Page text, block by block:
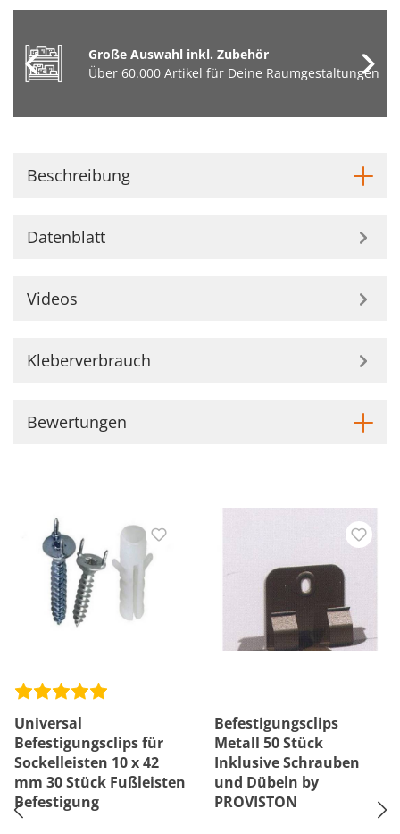
Große Auswahl inkl. Zubehör
Über 60.000 Artikel für Deine Raumgestaltungen
Beschreibung
Datenblatt
Videos
Kleberverbrauch
Bewertungen
Universal
Befestigungsclips für
Sockelleisten 10 x 42
mm 30 Stück Fußleisten
Befestigung
Befestigungsclips
Metall 50 Stück
Inklusive Schrauben
und Dübeln by
PROVISTON